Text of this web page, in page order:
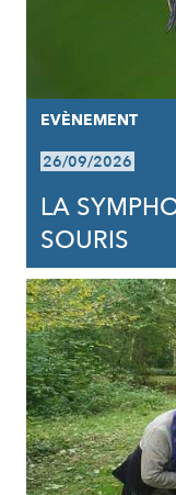
EVÈNEMENT
26/09/2026
LA
SOURIS